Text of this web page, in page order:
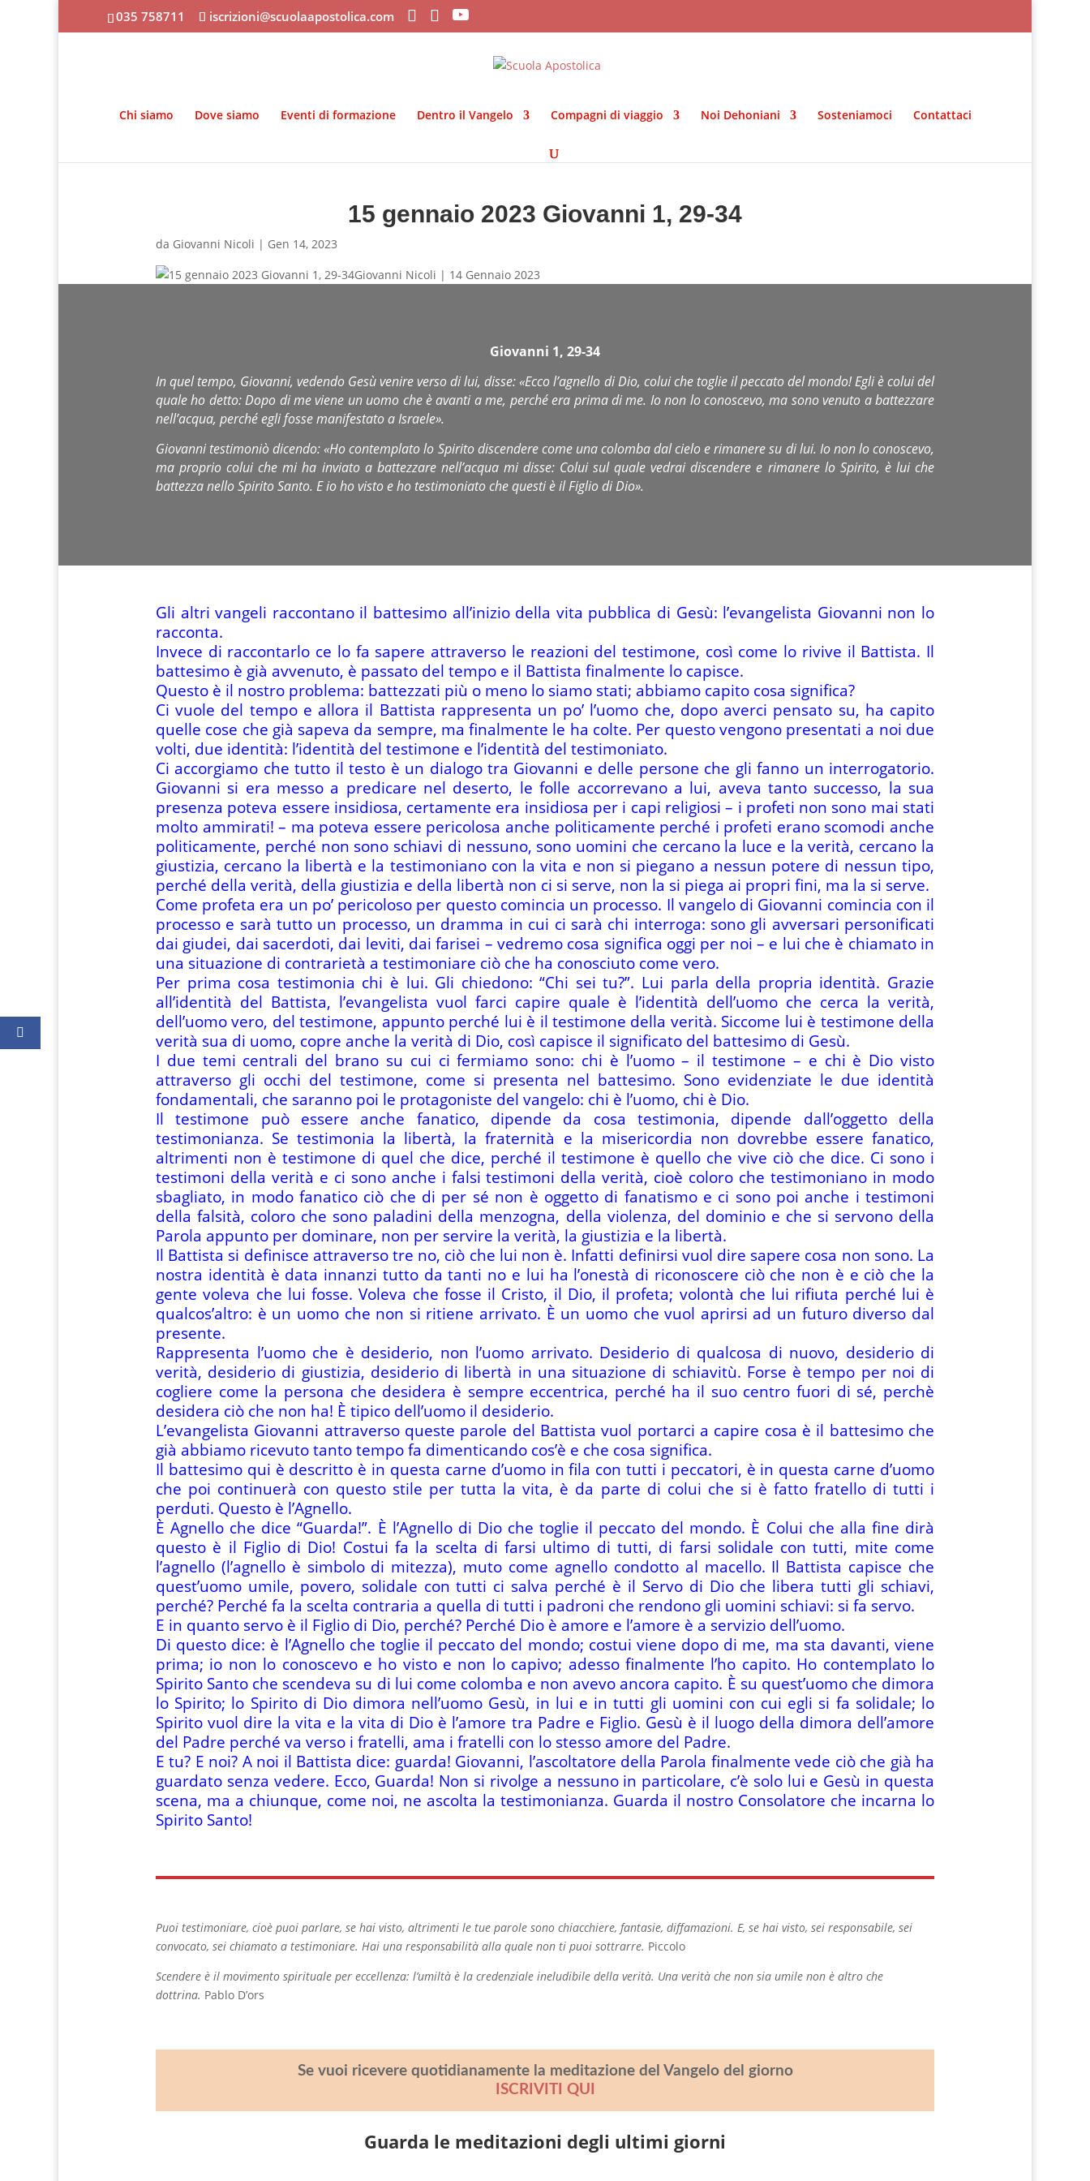
035 758711 iscrizioni@scuolaapostolica.com
Chi siamo Dove siamo Eventi di formazione Dentro il Vangelo Compagni di viaggio Noi Dehoniani Sosteniamoci Contattaci
15 gennaio 2023 Giovanni 1, 29-34
da Giovanni Nicoli | Gen 14, 2023
Giovanni Nicoli | 14 Gennaio 2023
Giovanni 1, 29-34
In quel tempo, Giovanni, vedendo Gesù venire verso di lui, disse: «Ecco l’agnello di Dio, colui che toglie il peccato del mondo! Egli è colui del
quale ho detto: Dopo di me viene un uomo che è avanti a me, perché era prima di me. Io non lo conoscevo, ma sono venuto a battezzare
nell’acqua, perché egli fosse manifestato a Israele».
Giovanni testimoniò dicendo: «Ho contemplato lo Spirito discendere come una colomba dal cielo e rimanere su di lui. Io non lo conoscevo,
ma proprio colui che mi ha inviato a battezzare nell’acqua mi disse: Colui sul quale vedrai discendere e rimanere lo Spirito, è lui che
battezza nello Spirito Santo. E io ho visto e ho testimoniato che questi è il Figlio di Dio».
Gli altri vangeli raccontano il battesimo all’inizio della vita pubblica di Gesù: l’evangelista Giovanni non lo
racconta.
Invece di raccontarlo ce lo fa sapere attraverso le reazioni del testimone, così come lo rivive il Battista. Il
battesimo è già avvenuto, è passato del tempo e il Battista finalmente lo capisce.
Questo è il nostro problema: battezzati più o meno lo siamo stati; abbiamo capito cosa significa?
Ci vuole del tempo e allora il Battista rappresenta un po’ l’uomo che, dopo averci pensato su, ha capito
quelle cose che già sapeva da sempre, ma finalmente le ha colte. Per questo vengono presentati a noi due
volti, due identità: l’identità del testimone e l’identità del testimoniato.
Ci accorgiamo che tutto il testo è un dialogo tra Giovanni e delle persone che gli fanno un interrogatorio.
Giovanni si era messo a predicare nel deserto, le folle accorrevano a lui, aveva tanto successo, la sua
presenza poteva essere insidiosa, certamente era insidiosa per i capi religiosi – i profeti non sono mai stati
molto ammirati! – ma poteva essere pericolosa anche politicamente perché i profeti erano scomodi anche
politicamente, perché non sono schiavi di nessuno, sono uomini che cercano la luce e la verità, cercano la
giustizia, cercano la libertà e la testimoniano con la vita e non si piegano a nessun potere di nessun tipo,
perché della verità, della giustizia e della libertà non ci si serve, non la si piega ai propri fini, ma la si serve.
Come profeta era un po’ pericoloso per questo comincia un processo. Il vangelo di Giovanni comincia con il
processo e sarà tutto un processo, un dramma in cui ci sarà chi interroga: sono gli avversari personificati
dai giudei, dai sacerdoti, dai leviti, dai farisei – vedremo cosa significa oggi per noi – e lui che è chiamato in
una situazione di contrarietà a testimoniare ciò che ha conosciuto come vero.
Per prima cosa testimonia chi è lui. Gli chiedono: “Chi sei tu?”. Lui parla della propria identità. Grazie
all’identità del Battista, l’evangelista vuol farci capire quale è l’identità dell’uomo che cerca la verità,
dell’uomo vero, del testimone, appunto perché lui è il testimone della verità. Siccome lui è testimone della
verità sua di uomo, copre anche la verità di Dio, così capisce il significato del battesimo di Gesù.
I due temi centrali del brano su cui ci fermiamo sono: chi è l’uomo – il testimone – e chi è Dio visto
attraverso gli occhi del testimone, come si presenta nel battesimo. Sono evidenziate le due identità
fondamentali, che saranno poi le protagoniste del vangelo: chi è l’uomo, chi è Dio.
Il testimone può essere anche fanatico, dipende da cosa testimonia, dipende dall’oggetto della
testimonianza. Se testimonia la libertà, la fraternità e la misericordia non dovrebbe essere fanatico,
altrimenti non è testimone di quel che dice, perché il testimone è quello che vive ciò che dice. Ci sono i
testimoni della verità e ci sono anche i falsi testimoni della verità, cioè coloro che testimoniano in modo
sbagliato, in modo fanatico ciò che di per sé non è oggetto di fanatismo e ci sono poi anche i testimoni
della falsità, coloro che sono paladini della menzogna, della violenza, del dominio e che si servono della
Parola appunto per dominare, non per servire la verità, la giustizia e la libertà.
Il Battista si definisce attraverso tre no, ciò che lui non è. Infatti definirsi vuol dire sapere cosa non sono. La
nostra identità è data innanzi tutto da tanti no e lui ha l’onestà di riconoscere ciò che non è e ciò che la
gente voleva che lui fosse. Voleva che fosse il Cristo, il Dio, il profeta; volontà che lui rifiuta perché lui è
qualcos’altro: è un uomo che non si ritiene arrivato. È un uomo che vuol aprirsi ad un futuro diverso dal
presente.
Rappresenta l’uomo che è desiderio, non l’uomo arrivato. Desiderio di qualcosa di nuovo, desiderio di
verità, desiderio di giustizia, desiderio di libertà in una situazione di schiavitù. Forse è tempo per noi di
cogliere come la persona che desidera è sempre eccentrica, perché ha il suo centro fuori di sé, perchè
desidera ciò che non ha! È tipico dell’uomo il desiderio.
L’evangelista Giovanni attraverso queste parole del Battista vuol portarci a capire cosa è il battesimo che
già abbiamo ricevuto tanto tempo fa dimenticando cos’è e che cosa significa.
Il battesimo qui è descritto è in questa carne d’uomo in fila con tutti i peccatori, è in questa carne d’uomo
che poi continuerà con questo stile per tutta la vita, è da parte di colui che si è fatto fratello di tutti i
perduti. Questo è l’Agnello.
È Agnello che dice “Guarda!”. È l’Agnello di Dio che toglie il peccato del mondo. È Colui che alla fine dirà
questo è il Figlio di Dio! Costui fa la scelta di farsi ultimo di tutti, di farsi solidale con tutti, mite come
l’agnello (l’agnello è simbolo di mitezza), muto come agnello condotto al macello. Il Battista capisce che
quest’uomo umile, povero, solidale con tutti ci salva perché è il Servo di Dio che libera tutti gli schiavi,
perché? Perché fa la scelta contraria a quella di tutti i padroni che rendono gli uomini schiavi: si fa servo.
E in quanto servo è il Figlio di Dio, perché? Perché Dio è amore e l’amore è a servizio dell’uomo.
Di questo dice: è l’Agnello che toglie il peccato del mondo; costui viene dopo di me, ma sta davanti, viene
prima; io non lo conoscevo e ho visto e non lo capivo; adesso finalmente l’ho capito. Ho contemplato lo
Spirito Santo che scendeva su di lui come colomba e non avevo ancora capito. È su quest’uomo che dimora
lo Spirito; lo Spirito di Dio dimora nell’uomo Gesù, in lui e in tutti gli uomini con cui egli si fa solidale; lo
Spirito vuol dire la vita e la vita di Dio è l’amore tra Padre e Figlio. Gesù è il luogo della dimora dell’amore
del Padre perché va verso i fratelli, ama i fratelli con lo stesso amore del Padre.
E tu? E noi? A noi il Battista dice: guarda! Giovanni, l’ascoltatore della Parola finalmente vede ciò che già ha
guardato senza vedere. Ecco, Guarda! Non si rivolge a nessuno in particolare, c’è solo lui e Gesù in questa
scena, ma a chiunque, come noi, ne ascolta la testimonianza. Guarda il nostro Consolatore che incarna lo
Spirito Santo!
Puoi testimoniare, cioè puoi parlare, se hai visto, altrimenti le tue parole sono chiacchiere, fantasie, diffamazioni. E, se hai visto, sei responsabile, sei
convocato, sei chiamato a testimoniare. Hai una responsabilità alla quale non ti puoi sottrarre. Piccolo
Scendere è il movimento spirituale per eccellenza: l’umiltà è la credenziale ineludibile della verità. Una verità che non sia umile non è altro che
dottrina. Pablo D’ors
Se vuoi ricevere quotidianamente la meditazione del Vangelo del giorno
ISCRIVITI QUI
Guarda le meditazioni degli ultimi giorni